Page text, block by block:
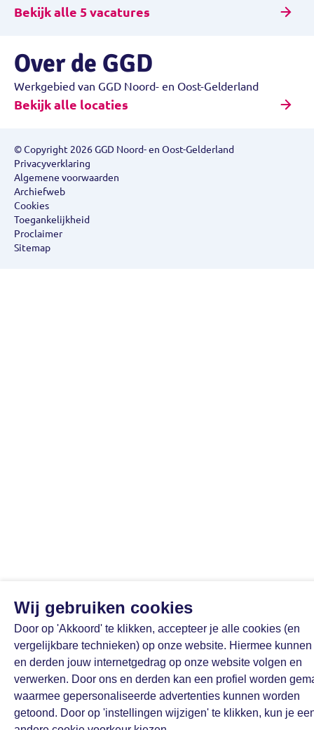
Wij gebruiken cookies
Door op 'Akkoord' te klikken, accepteer je alle cookies (en
vergelijkbare technieken) op onze website. Hiermee
en derden jouw internetgedrag op onze website volgen en
verwerken. Door ons en derden kan een profiel worden
waarmee gepersonaliseerde advertenties kunnen worden
getoond. Door op 'instellingen wijzigen' te klikken, kun je
Bekijk alle 5 vacatures
Over de GGD
Werkgebied van GGD Noord- en Oost-Gelderland
Bekijk alle locaties
© Copyright 2026 GGD Noord- en Oost-Gelderland
Privacyverklaring
Algemene voorwaarden
Archiefweb
Cookies
Toegankelijkheid
Proclaimer
Sitemap